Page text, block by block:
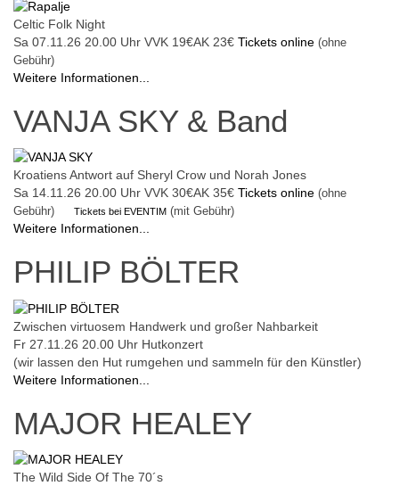
Celtic Folk Night
Sa 07.11.26 20.00 Uhr VVK 19€AK 23€ Tickets online (ohne
Gebühr)
Weitere Informationen...
VANJA SKY & Band
Kroatiens Antwort auf Sheryl Crow und Norah Jones
Sa 14.11.26 20.00 Uhr VVK 30€AK 35€ Tickets online (ohne
Gebühr)
Tickets bei EVENTIM (mit Gebühr)
Weitere Informationen...
PHILIP BÖLTER
Zwischen virtuosem Handwerk und großer Nahbarkeit
Fr 27.11.26 20.00 Uhr Hutkonzert
(wir lassen den Hut rumgehen und sammeln für den Künstler)
Weitere Informationen...
MAJOR HEALEY
The Wild Side Of The 70´s